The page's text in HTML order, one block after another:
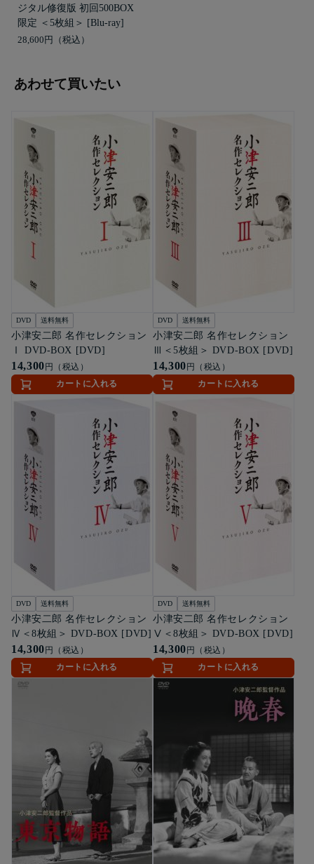
ジタル修復版 初回500BOX
限定 ＜5枚組＞ [Blu-ray]
28,600円
あわせて買いたい
DVD 送料無料
小津安二郎 名作セレクション
Ⅰ DVD-BOX [DVD]
14,300円（税込）
カートに入れる
DVD 送料無料
小津安二郎 名作セレクション
Ⅲ＜5枚組＞ DVD-BOX [DVD]
14,300円（税込）
カートに入れる
DVD 送料無料
小津安二郎 名作セレクション
Ⅳ＜8枚組＞ DVD-BOX [DVD]
14,300円（税込）
カートに入れる
DVD 送料無料
小津安二郎 名作セレクション
Ⅴ＜8枚組＞ DVD-BOX [DVD]
14,300円（税込）
カートに入れる